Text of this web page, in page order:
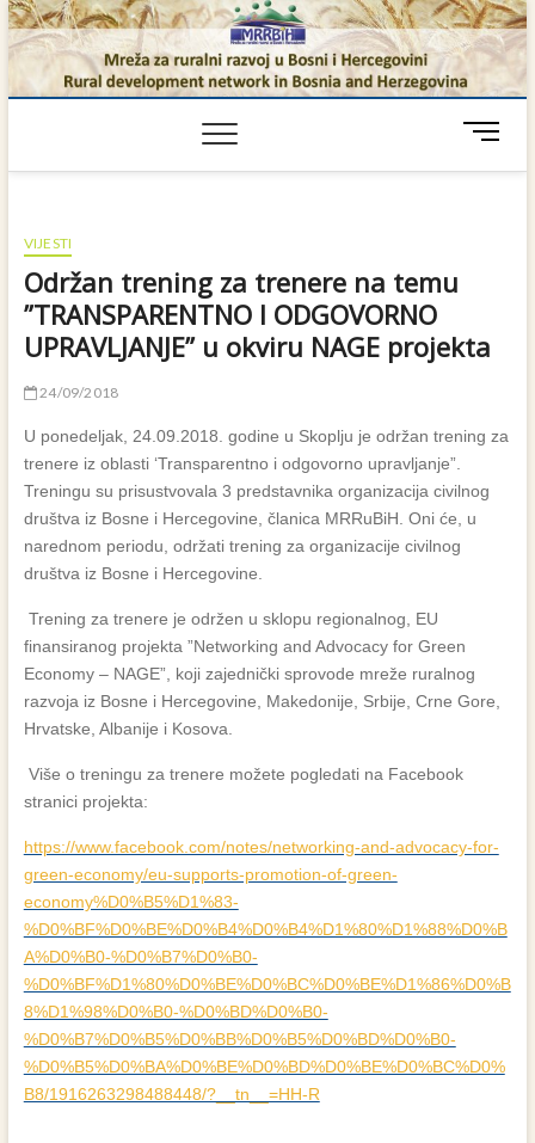
Skip
to
content
M
o
VIJESTI
Održan trening za trenere na temu
”TRANSPARENTNO I ODGOVORNO
UPRAVLJANJE” u okviru NAGE projekta
24/09/2018
U ponedeljak, 24.09.2018. godine u Skoplju je održan trening za
trenere iz oblasti ‘Transparentno i odgovorno upravljanje”.
Treningu su prisustvovala 3 predstavnika organizacija civilnog
društva iz Bosne i Hercegovine, članica MRRuBiH. Oni će, u
narednom periodu, održati trening za organizacije civilnog
društva iz Bosne i Hercegovine.
Trening za trenere je održen u sklopu regionalnog, EU
finansiranog projekta ”Networking and Advocacy for Green
Economy – NAGE”, koji zajednički sprovode mreže ruralnog
razvoja iz Bosne i Hercegovine, Makedonije, Srbije, Crne Gore,
Hrvatske, Albanije i Kosova.
Više o treningu za trenere možete pogledati na Facebook
stranici projekta:
https://www.facebook.com/notes/networking-and-advocacy-for-
green-economy/eu-supports-promotion-of-green-
economy%D0%B5%D1%83-
%D0%BF%D0%BE%D0%B4%D0%B4%D1%80%D1%88%D0%B
A%D0%B0-%D0%B7%D0%B0-
%D0%BF%D1%80%D0%BE%D0%BC%D0%BE%D1%86%D0%B
8%D1%98%D0%B0-%D0%BD%D0%B0-
%D0%B7%D0%B5%D0%BB%D0%B5%D0%BD%D0%B0-
%D0%B5%D0%BA%D0%BE%D0%BD%D0%BE%D0%BC%D0%
B8/1916263298488448/?__tn__=HH-R